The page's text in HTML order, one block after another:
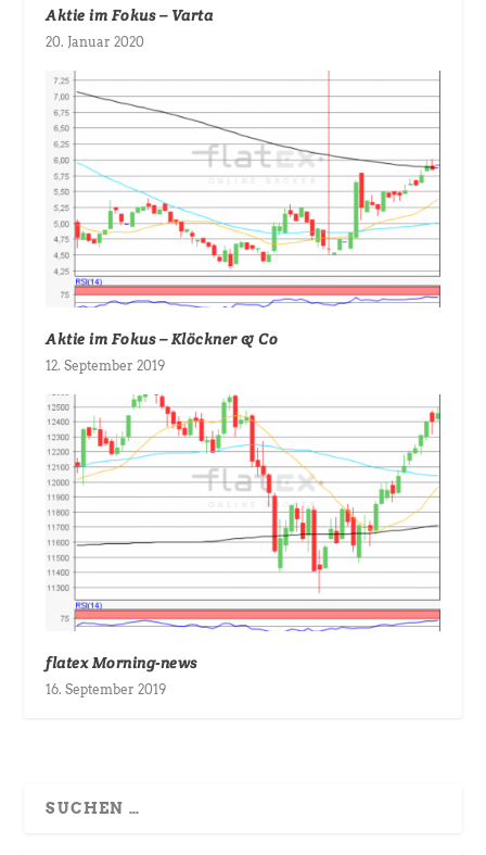
Aktie im Fokus – Varta
20. Januar 2020
Aktie im Fokus – Klöckner & Co
12. September 2019
flatex Morning-news
16. September 2019